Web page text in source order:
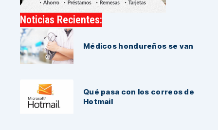
Noticias Recientes:
Médicos hondureños se van
Qué pasa con los correos de
Hotmail